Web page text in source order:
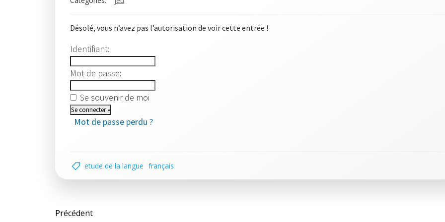
Désolé, vous n’avez pas l’autorisation de voir cette entrée !
Identifiant:
Mot de passe:
Se souvenir de moi
Mot de passe perdu ?
etude de la langue français
Post
Précédent